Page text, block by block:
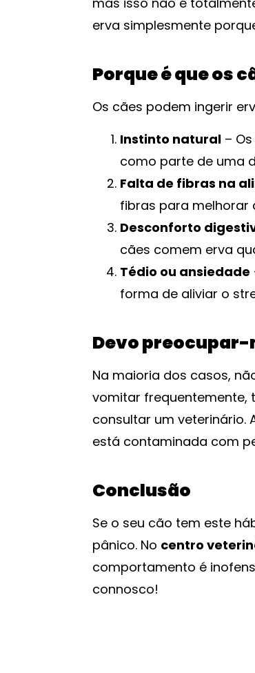
erva simplesmente
Porque é que os
Os cães podem ingerir
Instinto natural –
como parte de uma
Falta de fibras na
fibras para melhorar
Desconforto
cães comem erva
Tédio ou ansiedade
forma de aliviar o
Devo preocupar-
Na maioria dos casos,
vomitar frequentemente,
consultar um veterinário.
está contaminada com
Conclusão
Se o seu cão tem este
pânico. No centro
comportamento é
connosco!